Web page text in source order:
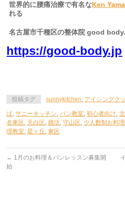
世界的に腰痛治療で有名なKen
れる
名古屋市千種区の整体院 good
https://good-body.jp
投稿タグ sunnykitchen, アイシングク
ぱ,サニーキッチン,パン教室,初心者向け,
名東区, 天白区,婚活,守山区, 少人数制お料
理教室,星ヶ丘,東区
← 1月のお料理＆パンレッスン募集開
始